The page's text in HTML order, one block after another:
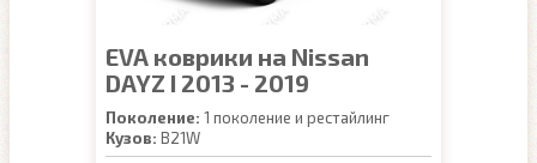
EVA коврики на Nissan
DAYZ I 2013 - 2019
Поколение: 1 поколение и рестайлинг
Кузов: B21W